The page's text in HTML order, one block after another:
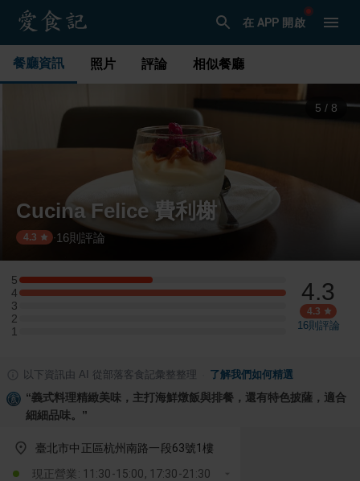
在 APP 開啟
餐廳資訊 照片 評論 相似餐廳
5 / 8
Cucina Felice 費利榭
4.3 ·16則評論
5
5 星：1 則評論
4
4 星：2 則評論
3
3 星：0 則評論
2
2 星：0 則評論
1
1 星：0 則評論
4.3
4.3
16則評論
以下資訊由 AI 從部落客食記彙整整理 了解我們如何精選
“義式料理精緻美味，主打海鮮燉飯與排餐，還有特色披薩，適合
細細品味。 ”
臺北市中正區杭州南路一段63號1樓
現正營業: 11:30-15:00, 17:30-21:30